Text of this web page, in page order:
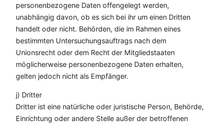
personenbezogene Daten offengelegt werden,
unabhängig davon, ob es sich bei ihr um einen Dritten
handelt oder nicht. Behörden, die im Rahmen eines
bestimmten Untersuchungsauftrags nach dem
Unionsrecht oder dem Recht der Mitgliedstaaten
möglicherweise personenbezogene Daten erhalten,
gelten jedoch nicht als Empfänger.
j) Dritter
Dritter ist eine natürliche oder juristische Person, Behörde,
Einrichtung oder andere Stelle außer der betroffenen